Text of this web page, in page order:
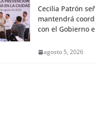
Cecilia Patrón
mantendrá
con el Gobierno
agosto 5, 2026